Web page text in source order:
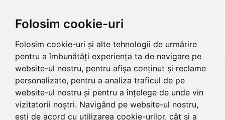
Folosim cookie-uri
Folosim cookie-uri și alte tehnologii de urmărire
pentru a îmbunătăți experiența ta de navigare pe
website-ul nostru, pentru afișa conținut și reclame
personalizate, pentru a analiza traficul de pe
website-ul nostru și pentru a înțelege de unde vin
vizitatorii noștri. Navigând pe website-ul nostru,
ești de acord cu utilizarea cookie-urilor, cât și a